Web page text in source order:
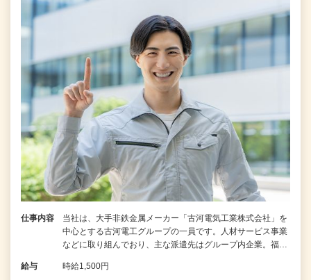
仕事内容
当社は、大手非鉄金属メーカー「古河電気工業株式会社」を
中心とする古河電工グループの一員です。人材サービス事業
などに取り組んでおり、主な派遣先はグループ内企業。福…
給与 時給1,500円